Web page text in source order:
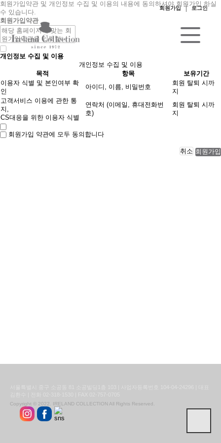
회원가입 로그인
회원가입약관 및 개인정보 수집 및 이용의 내용에 동의하셔야 회원가입 하실
수 있습니다.
회원가입약관
개인정보 수집 및 이용
개인정보 수집 및 이용
목적
항목
보유기간
이용자 식별 및 본인여부 확
인
아이디, 이름, 비밀번호
회원 탈퇴 시까
지
고객서비스 이용에 관한 통
지,
CS대응을 위한 이용자 식별
연락처 (이메일, 휴대전화번
호)
회원 탈퇴 시까
지
회원가입 약관에 모두 동의합니다
취소 회원가입
Copyright © 2022. IRELAND COLLECTION All Rights Reserved.